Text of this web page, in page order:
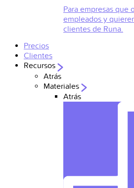
Para empresas que
empleados y
clientes de Runa.
Precios
Clientes
Recursos
Atrás
Materiales
Atrás